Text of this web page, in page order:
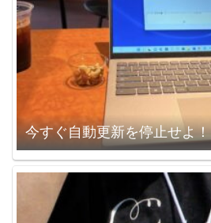
今すぐ自動更新を停止せよ！